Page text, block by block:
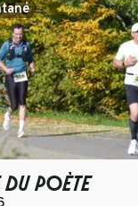
POÈTE